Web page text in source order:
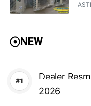
NEW
Dealer
2026